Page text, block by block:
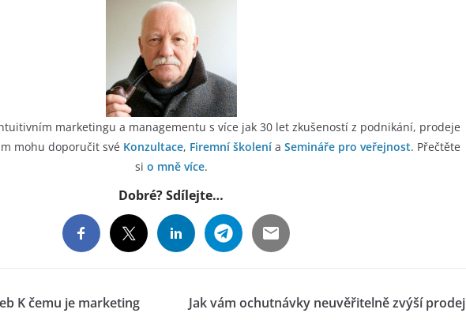
marketingu a managementu s více jak 30 let zkušeností z podnikání, prodeje
mohu doporučit své Konzultace, Firemní školení a Semináře pro veřejnost. Přečtěte
si o mně více.
Dobré? Sdílejte…
K čemu je marketing Jak vám ochutnávky neuvěřitelně zvýší prodej